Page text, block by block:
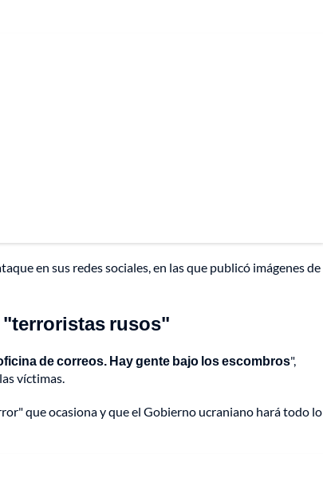
en sus redes sociales, en las que publicó imágenes de
"terroristas rusos"
de correos. Hay gente bajo los escombros",
víctimas.
que ocasiona y que el Gobierno ucraniano hará todo lo